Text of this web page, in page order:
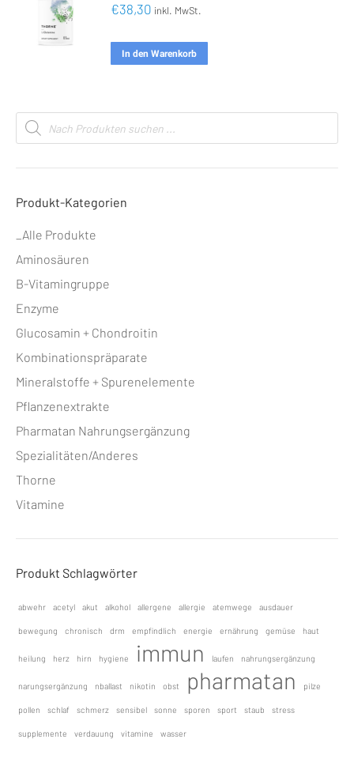
€38,30 inkl. MwSt.
In den Warenkorb
Products
search
Produkt-Kategorien
_Alle Produkte
Aminosäuren
B-Vitamingruppe
Enzyme
Glucosamin + Chondroitin
Kombinationspräparate
Mineralstoffe + Spurenelemente
Pflanzenextrakte
Pharmatan Nahrungsergänzung
Spezialitäten/Anderes
Thorne
Vitamine
Produkt Schlagwörter
abwehr acetyl akut alkohol allergene allergie atemwege ausdauer
bewegung chronisch drm empfindlich energie ernährung gemüse haut
heilung herz hirn hygiene immun laufen nahrungsergänzung
narungsergänzung nballast nikotin obst pharmatan pilze
pollen schlaf schmerz sensibel sonne sporen sport staub stress
supplemente verdauung vitamine wasser